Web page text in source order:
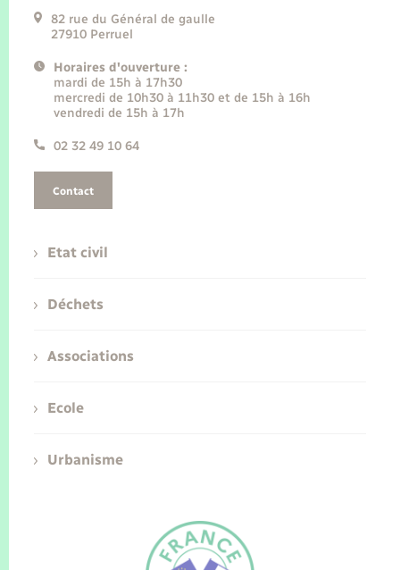
82 rue du Général de gaulle
27910 Perruel
Horaires d'ouverture :
mardi de 15h à 17h30
mercredi de 10h30 à 11h30 et de 15h à 16h
vendredi de 15h à 17h
02 32 49 10 64
Contact
Etat civil
Déchets
Associations
Ecole
Urbanisme